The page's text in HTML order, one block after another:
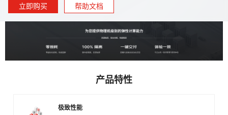
立即购买 帮助文档
产品特性
极致性能